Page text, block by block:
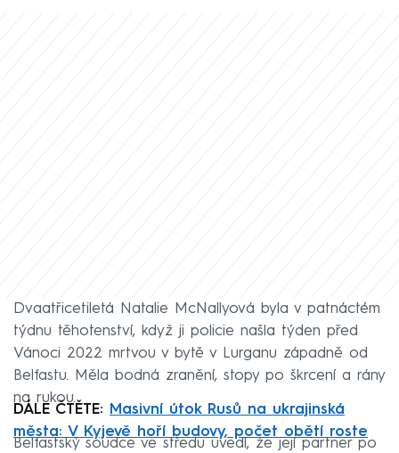
Dvaatřicetiletá Natalie McNallyová byla v patnáctém
týdnu těhotenství, když ji policie našla týden před
Vánoci 2022 mrtvou v bytě v Lurganu západně od
Belfastu. Měla bodná zranění, stopy po škrcení a rány
na rukou.
DÁLE ČTĚTE: Masivní útok Rusů na ukrajinská
města: V Kyjevě hoří budovy, počet obětí roste
Belfastský soudce ve středu uvedl, že její partner po